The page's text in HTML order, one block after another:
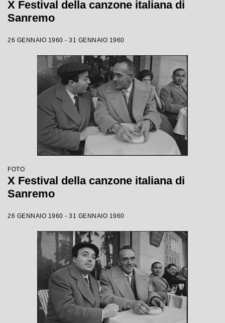
X Festival della canzone italiana di
Sanremo
26 GENNAIO 1960 - 31 GENNAIO 1960
FOTO
X Festival della canzone italiana di
Sanremo
26 GENNAIO 1960 - 31 GENNAIO 1960